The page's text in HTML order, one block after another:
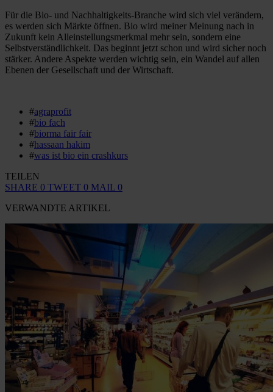
Für die Bio- und Nachhaltigkeits-Branche wird sich viel verändern,
es werden sich Märkte öffnen. Bio wird meiner Meinung nach in
Zukunft kein Alleinstellungsmerkmal mehr sein, sondern eine
Selbstverständlichkeit. Das beginnt jetzt schon und wird sicher noch
stärker. Andere Aspekte werden wichtig sein, ein Wandel auf allen
Ebenen der Gesellschaft und der Wirtschaft.
#agraprofit
#bio fach
#biorma fair fair
#hassaan hakim
#was ist bio ein crashkurs
TEILEN
SHARE 0 TWEET 0 MAIL 0
VERWANDTE ARTIKEL